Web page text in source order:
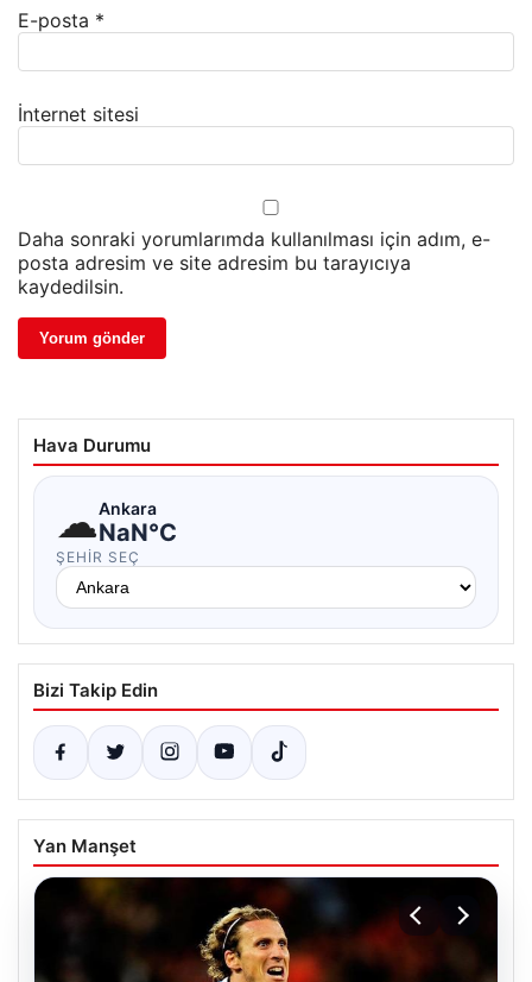
E-posta *
İnternet sitesi
Daha sonraki yorumlarımda kullanılması için adım, e-
posta adresim ve site adresim bu tarayıcıya
kaydedilsin.
Hava Durumu
☁Ankara
NaN°C
ŞEHIR SEÇ
Bizi Takip Edin
Yan Manşet